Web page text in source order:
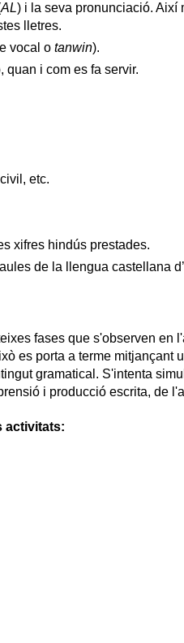
AL) i la seva pronunciació. Així
lletres.
vocal o tanwin).
quan i com es fa servir.
etc.
xifres hindús prestades.
de la llengua castellana
fases que s'observen en
es porta a terme
gramatical. S'intenta
i producció escrita, de
activitats: